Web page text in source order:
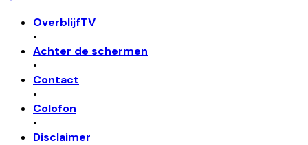
OverblijfTV
•
Achter de schermen
•
Contact
•
Colofon
•
Disclaimer